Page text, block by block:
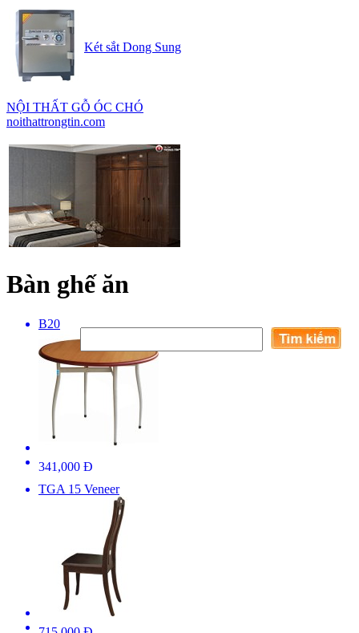
Két sắt Dong Sung
NỘI THẤT GỖ ÓC CHÓ
noithattrongtin.com
Bàn ghế ăn
B20
341,000 Đ
TGA 15 Veneer